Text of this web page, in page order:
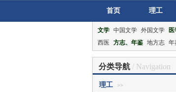
首页 理工
文学 中国文学 外国文学
西医
方志、年鉴 地方志 年
分类导航 / Navigation
理工 >>